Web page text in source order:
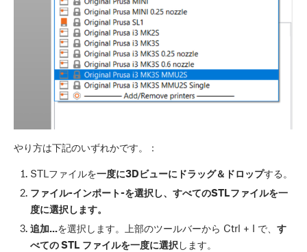
やり方は下記のいずれかです。：
STLファイルを一度に3Dビューにドラッグ＆ドロップする。
ファイル-インポート-を選択し、すべてのSTLファイルを一
度に選択します。
追加...を選択します。上部のツールバーから Ctrl + I で、 す
べての STL ファイルを一度に選択 します。